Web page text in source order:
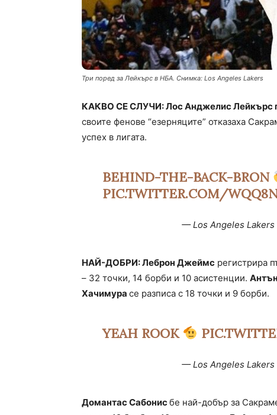
Три поред за Лейкърс в НБА. Снимка: Los Angeles Lakers
КАКВО СЕ СЛУЧИ: Лос Анджелис Лейкърс
своите фенове “езерняците” отказаха
успех в лигата.
BEHIND-THE-BACK-BRON
PIC.TWITTER.COM/
— Los Angeles Lakers
НАЙ-ДОБРИ: Леброн Джеймс регистрира
– 32 точки, 14 борби и 10 асистенции.
Хачимура се разписа с 18 точки и 9 борби.
YEAH ROOK
— Los Angeles Lakers
Домантас Сабонисбе най-добър за